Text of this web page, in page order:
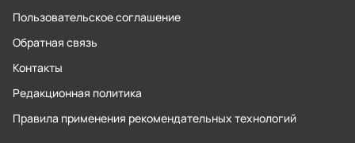
Пользовательское соглашение
Обратная связь
Контакты
Редакционная политика
Правила применения рекомендательных технологий